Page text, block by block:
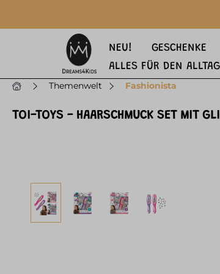
NEU! GESCHENKE
ALLES FÜR DEN ALLTAG
Themenwelt Fashionista
TOI-TOYS - HAARSCHMUCK SET MIT
Bildergalerie überspringen